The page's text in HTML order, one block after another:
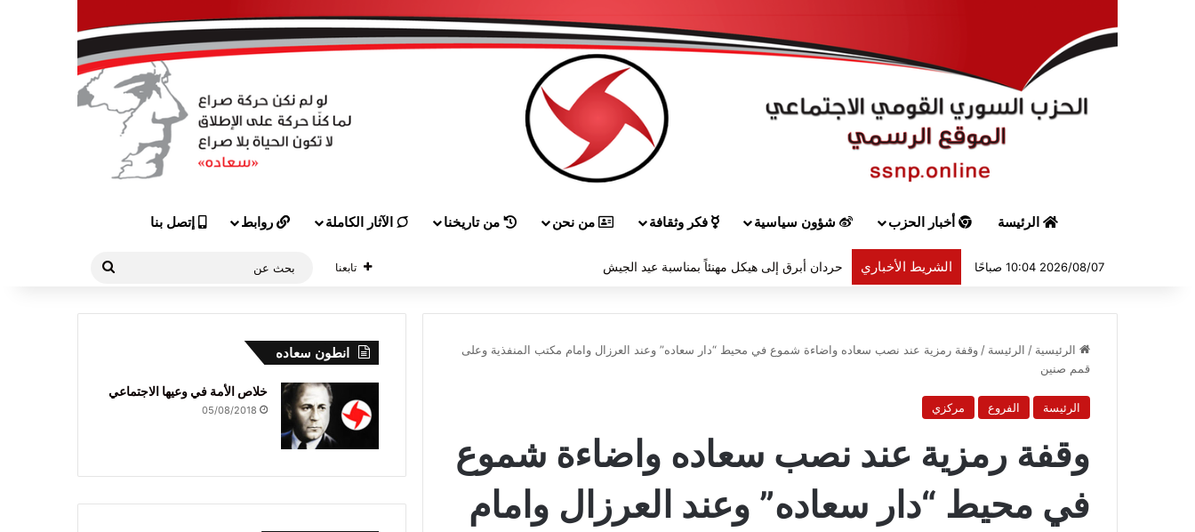
الرئيسة أخبار الحزب شؤون سياسية فكر وثقافة من نحن من تاريخنا الآثار الكاملة روابط إتصل بنا
2026/08/07 10:04 صباحًا الشريط الأخباري حردان أبرق إلى هيكل مهنئاً بمناسبة عيد الجيش تابعنا
الرئيسية / الرئيسة / وقفة رمزية عند نصب سعاده واضاءة شموع في محيط “دار سعاده” وعند العرزال وامام مكتب المنفذية وعلى
قمم صنين
الرئيسة الفروع مركزي
وقفة رمزية عند نصب سعاده واضاءة شموع
في محيط “دار سعاده” وعند العرزال وامام
انطون سعاده
خلاص الأمة في وعيها الاجتماعي
05/08/2018